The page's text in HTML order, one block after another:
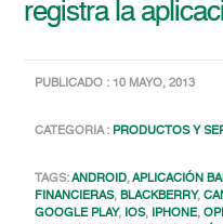
registra la
PUBLICADO : 10 MAYO, 2013
CATEGORIA : PRODUCTOS Y
TAGS:ANDROID,APLICACIÓN
FINANCIERAS,BLACKBERRY,
GOOGLE PLAY, IOS, IPHONE,